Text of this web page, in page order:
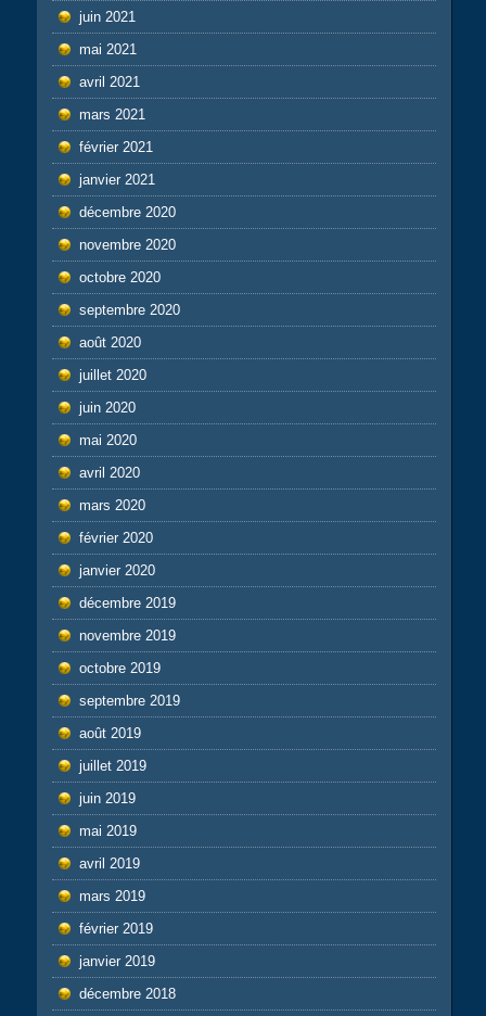
juin 2021
mai 2021
avril 2021
mars 2021
février 2021
janvier 2021
décembre 2020
novembre 2020
octobre 2020
septembre 2020
août 2020
juillet 2020
juin 2020
mai 2020
avril 2020
mars 2020
février 2020
janvier 2020
décembre 2019
novembre 2019
octobre 2019
septembre 2019
août 2019
juillet 2019
juin 2019
mai 2019
avril 2019
mars 2019
février 2019
janvier 2019
décembre 2018